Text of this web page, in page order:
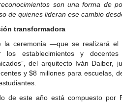
son una forma de
de quienes lideran ese cambio
transformadora
la ceremonia —que se realizará
los establecimientos y
del arquitecto Iván
y $8 millones para escuelas,
de este año está compuesto por